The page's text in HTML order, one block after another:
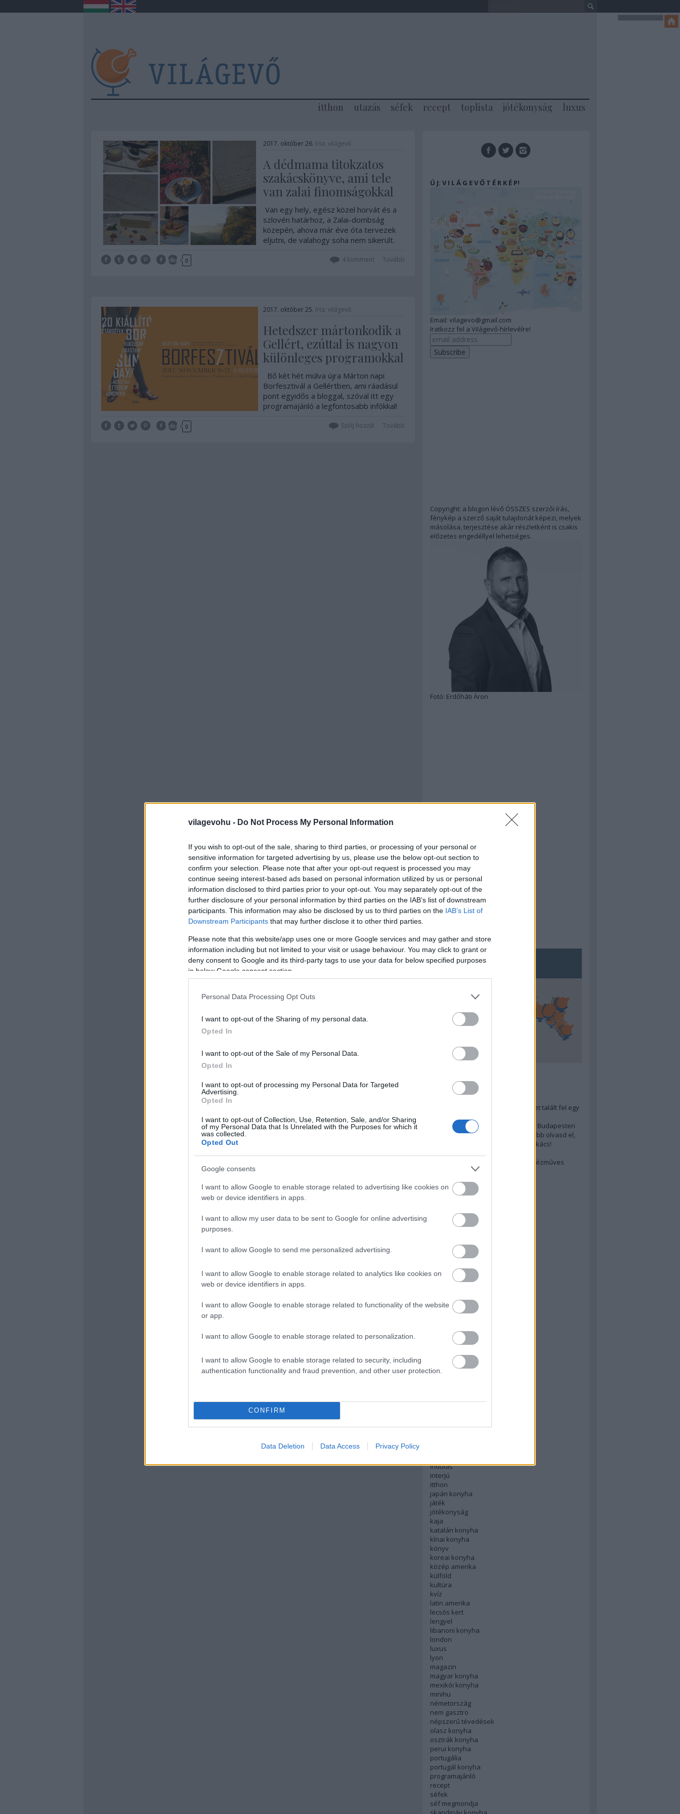
vilagevohu - Do Not Process My Personal Information
If you wish to opt-out of the sale, sharing to third parties, or processing of your personal or
sensitive information for targeted advertising by us, please use the below opt-out section to
confirm your selection. Please note that after your opt-out request is processed you may
continue seeing interest-based ads based on personal information utilized by us or personal
information disclosed to third parties prior to your opt-out. You may separately opt-out of the
further disclosure of your personal information by third parties on the IAB’s list of downstream
participants. This information may also be disclosed by us to third parties on the IAB’s List of
Downstream Participants that may further disclose it to other third parties.
Please note that this website/app uses one or more Google services and may gather and store
information including but not limited to your visit or usage behaviour. You may click to grant or
deny consent to Google and its third-party tags to use your data for below specified purposes
in below Google consent section.
Personal Data Processing Opt Outs
I want to opt-out of the Sharing of my personal data.
Opted In
I want to opt-out of the Sale of my Personal Data.
Opted In
I want to opt-out of processing my Personal Data for Targeted
Advertising.
Opted In
I want to opt-out of Collection, Use, Retention, Sale, and/or Sharing
of my Personal Data that Is Unrelated with the Purposes for which it
was collected.
Opted Out
Google consents
I want to allow Google to enable storage related to advertising like cookies on
web or device identifiers in apps.
I want to allow my user data to be sent to Google for online advertising
purposes.
I want to allow Google to send me personalized advertising.
I want to allow Google to enable storage related to analytics like cookies on
web or device identifiers in apps.
I want to allow Google to enable storage related to functionality of the website
or app.
I want to allow Google to enable storage related to personalization.
I want to allow Google to enable storage related to security, including
authentication functionality and fraud prevention, and other user protection.
CONFIRM
Data Deletion Data Access Privacy Policy
itthon utazás séfek recept toplista jótékonyság luxus
2017. október 26. írta: világevő
A dédmama titokzatos
szakácskönyve, ami tele
van zalai finomságokkal
Van egy hely, egész közel horvát és a
szlovén határhoz, a Zalai-dombság
közepén, ahova már éve óta tervezek
eljutni, de valahogy soha nem sikerült.
Tetszik 0 Tovább
4komment
2017. október 25. írta: világevő
Hetedszer mártonkodik a
Gellért, ezúttal is nagyon
különleges programokkal
Bő két hét múlva újra Márton napi
Borfesztivál a Gellértben, ami ráadásul
pont egyidős a bloggal, szóval itt egy
programajánló a legfontosabb infókkal!
Tetszik 0 Tovább
Szólj hozzá!
Ú J: V I L Á G E V Ő T É R K É P!
Email: vilagevo@gmail.com
Iratkozz fel a Világevő-hírlevélre!
Copyright: a blogon lévő ÖSSZES szerzői írás,
fénykép a szerző saját tulajdonát képezi, melyek
másolása, terjesztése akár részletként is csakis
előzetes engedéllyel lehetséges.
Fotó: Erdőháti Áron
TOP5
Annyira menő Budapest-térképet talált fel egy
A 10 legjobb (elérhető árú) ebéd Budapesten
Szakács akarsz lenni? Akkor előbb olvasd el,
mit gondol erről egy magyar szakács!
Budapest rejtett kincsei: orosz kézműves
afrikai konyha
ázsiai konyha
baszk konyha
belgium
bocusedor
bocuse dor
dél amerika
english
északi konyha
francia konyha
holland konyha
indulás
interjú
itthon
japán konyha
játék
jótékonyság
kaja
katalán konyha
kínai konyha
könyv
koreai konyha
közép amerika
külföld
kultúra
kvíz
latin amerika
lecsós kert
lengyel
libanoni konyha
london
luxus
lyon
magazin
magyar konyha
mexikói konyha
minihu
németország
nem gasztro
népszerű tévedések
olasz konyha
osztrák konyha
perui konyha
portugália
portugál konyha
programajánló
recept
séfek
séf megmondja